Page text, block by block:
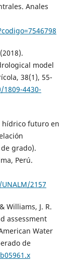
Anales
model
38(1), 55-
4430-
hídrico futuro en
grado).
Perú.
2157
Williams, J. R.
assessment
Water
de